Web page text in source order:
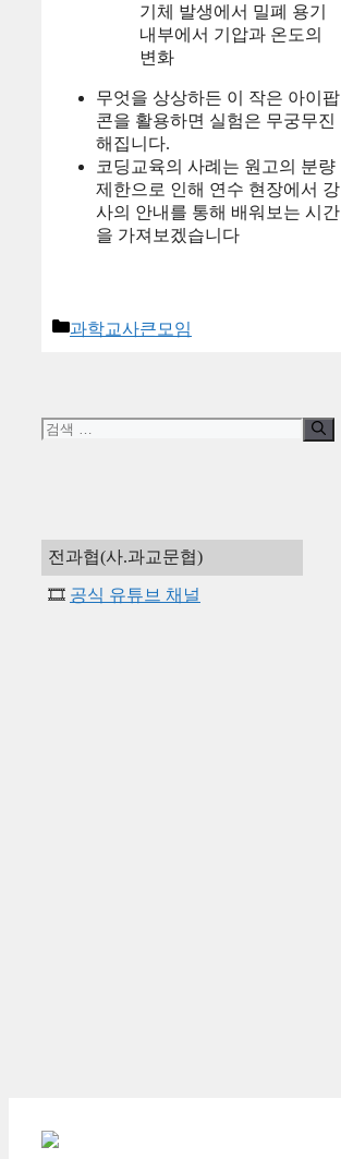
기체 발생에서 밀폐 용기
내부에서 기압과 온도의
변화
무엇을 상상하든 이 작은 아이팝
콘을 활용하면 실험은 무궁무진
해집니다.
코딩교육의 사례는 원고의 분량
제한으로 인해 연수 현장에서 강
사의 안내를 통해 배워보는 시간
을 가져보겠습니다
카
과학교사큰모임
검
전과협(사.과교문협)
🎞️ 공식 유튜브 채널